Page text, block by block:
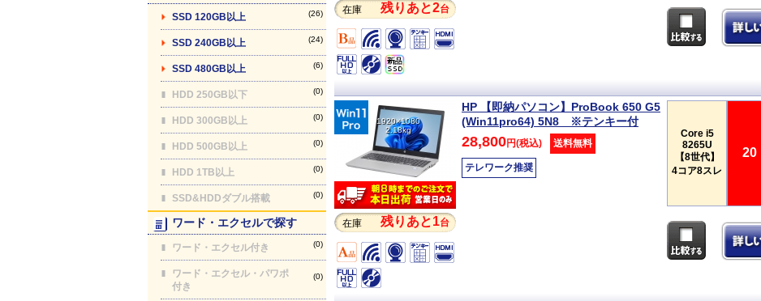
SSD 120GB以上 (26)
SSD 240GB以上 (24)
SSD 480GB以上 (6)
HDD 250GB以下 (0)
HDD 300GB以上 (0)
HDD 500GB以上 (0)
HDD 1TB以上 (0)
SSD&HDDダブル搭載 (0)
ワード・エクセルで探す
ワード・エクセル付き (0)
ワード・エクセル・パワポ
付き
(0)
在庫 残りあと2台
1920×1080
2.18kg
在庫 残りあと1台
HP 【即納パソコン】ProBook 650 G5
(Win11pro64) 5N8 ※テンキー付
28,800円(税込) 送料無料
テレワーク推奨
Core i5
8265U
【8世代】
4コア8スレ
20